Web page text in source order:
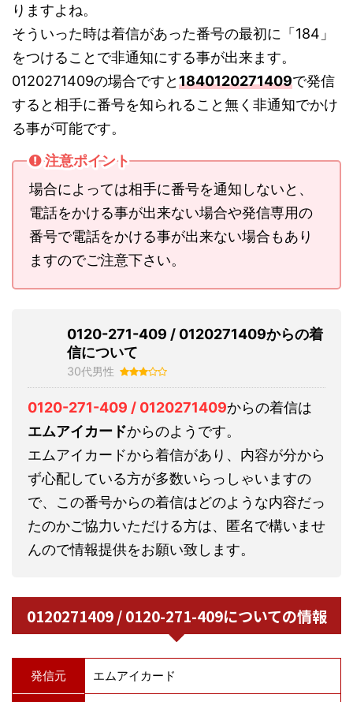
りますよね。
そういった時は着信があった番号の最初に「184」
をつけることで非通知にする事が出来ます。
0120271409の場合ですと1840120271409で発信
すると相手に番号を知られること無く非通知でかけ
る事が可能です。
注意ポイント
場合によっては相手に番号を通知しないと、
電話をかける事が出来ない場合や発信専用の
番号で電話をかける事が出来ない場合もあり
ますのでご注意下さい。
0120-271-409 / 0120271409からの着
信について
30代男性
0120-271-409 / 0120271409からの着信は
エムアイカードからのようです。
エムアイカードから着信があり、内容が分から
ず心配している方が多数いらっしゃいますの
で、この番号からの着信はどのような内容だっ
たのかご協力いただける方は、匿名で構いませ
んので情報提供をお願い致します。
0120271409 / 0120-271-409についての情報
発信元 エムアイカード